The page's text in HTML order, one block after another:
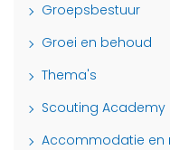
Groepsbestuur
Groei en behoud
Thema's
Scouting Academy
Accommodatie en